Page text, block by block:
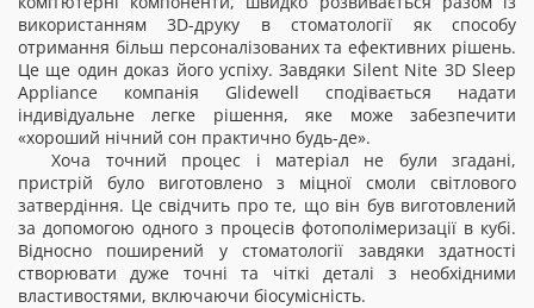
використанням 3D-друку в стоматології як способу
отримання більш персоналізованих та ефективних рішень.
Це ще один доказ його успіху. Завдяки Silent Nite 3D Sleep
Appliance компанія Glidewell сподівається надати
індивідуальне легке рішення, яке може забезпечити
«хороший нічний сон практично будь-де».
Хоча точний процес і матеріал не були згадані,
пристрій було виготовлено з міцної смоли світлового
затвердіння. Це свідчить про те, що він був виготовлений
за допомогою одного з процесів фотополімеризації в кубі.
Відносно поширений у стоматології завдяки здатності
створювати дуже точні та чіткі деталі з необхідними
властивостями, включаючи біосумісність.